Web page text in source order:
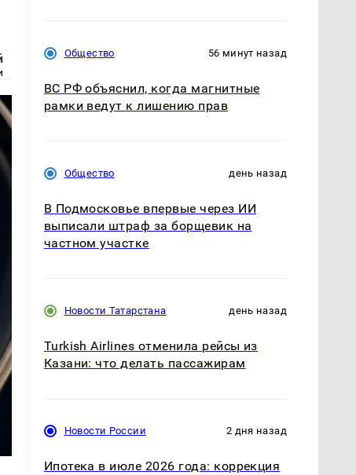
Общество 56 минут назад
ВС РФ объяснил, когда магнитные
рамки ведут к лишению прав
Общество день назад
В Подмосковье впервые через ИИ
выписали штраф за борщевик на
частном участке
Новости Татарстана день назад
Turkish Airlines отменила рейсы из
Казани: что делать пассажирам
Новости России 2 дня назад
Ипотека в июле 2026 года: коррекция